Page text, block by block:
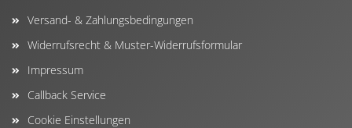
Versand- & Zahlungsbedingungen
Widerrufsrecht & Muster-Widerrufsformular
Impressum
Callback Service
Cookie Einstellungen